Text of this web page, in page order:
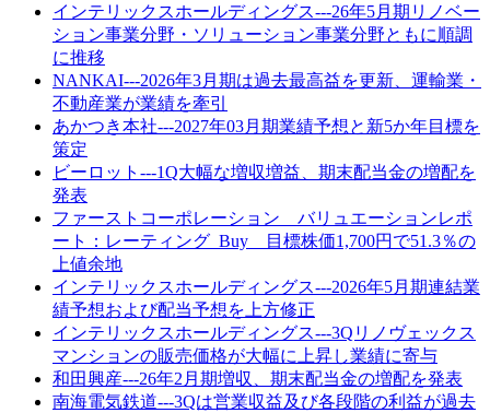
インテリックスホールディングス---26年5月期リノベー
ション事業分野・ソリューション事業分野ともに順調
に推移
NANKAI---2026年3月期は過去最高益を更新、運輸業・
不動産業が業績を牽引
あかつき本社---2027年03月期業績予想と新5か年目標を
策定
ビーロット---1Q大幅な増収増益、期末配当金の増配を
発表
ファーストコーポレーション バリュエーションレポ
ート：レーティング_Buy 目標株価1,700円で51.3％の
上値余地
インテリックスホールディングス---2026年5月期連結業
績予想および配当予想を上方修正
インテリックスホールディングス---3Qリノヴェックス
マンションの販売価格が大幅に上昇し業績に寄与
和田興産---26年2月期増収、期末配当金の増配を発表
南海電気鉄道---3Qは営業収益及び各段階の利益が過去